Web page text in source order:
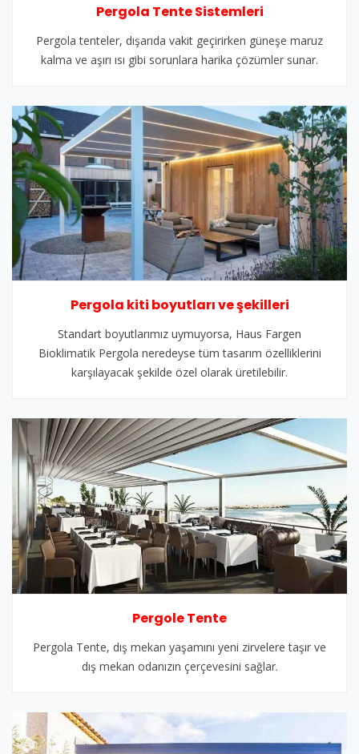
Pergola Tente Sistemleri
Pergola tenteler, dışarıda vakit geçirirken güneşe maruz
kalma ve aşırı ısı gibi sorunlara harika çözümler sunar.
Pergola kiti boyutları ve şekilleri
Standart boyutlarımız uymuyorsa, Haus Fargen
Bioklimatik Pergola neredeyse tüm tasarım özelliklerini
karşılayacak şekilde özel olarak üretilebilir.
Pergole Tente
Pergola Tente, dış mekan yaşamını yeni zirvelere taşır ve
dış mekan odanızın çerçevesini sağlar.